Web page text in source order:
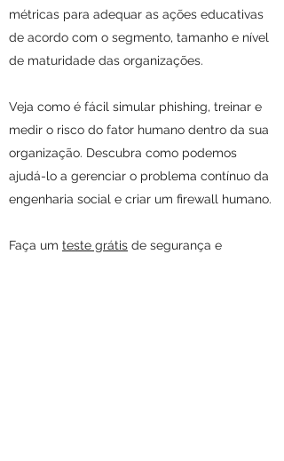
métricas para adequar as ações educativas
de acordo com o segmento, tamanho e nível
de maturidade das organizações.
Veja como é fácil simular phishing, treinar e
medir o risco do fator humano dentro da sua
organização. Descubra como podemos
ajudá-lo a gerenciar o problema contínuo da
engenharia social e criar um firewall humano.
Faça um teste grátis de segurança e